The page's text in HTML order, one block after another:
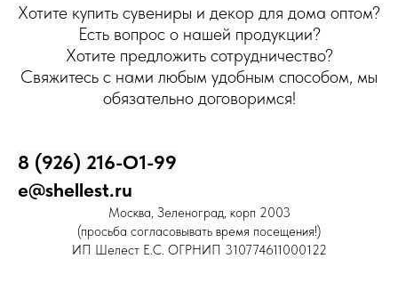
Хотите купить сувениры и декор для дома оптом?
Есть вопрос о нашей продукции?
Хотите предложить сотрудничество?
Свяжитесь с нами любым удобным способом, мы
обязательно договоримся!
8 (926) 216-О1-99
e@shellest.ru
Москва, Зеленоград, корп 2003
(просьба согласовывать время посещения!)
ИП Шелест Е.С. ОГРНИП 310774611000122